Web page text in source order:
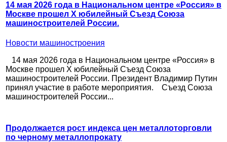
14 мая 2026 года в Национальном центре «Россия» в
Москве прошел X юбилейный Съезд Союза
машиностроителей России.
Новости машиностроения
14 мая 2026 года в Национальном центре «Россия» в
Москве прошел X юбилейный Съезд Союза
машиностроителей России. Президент Владимир Путин
принял участие в работе мероприятия. Съезд Союза
машиностроителей России...
Продолжается рост индекса цен металлоторговли
по черному металлопрокату